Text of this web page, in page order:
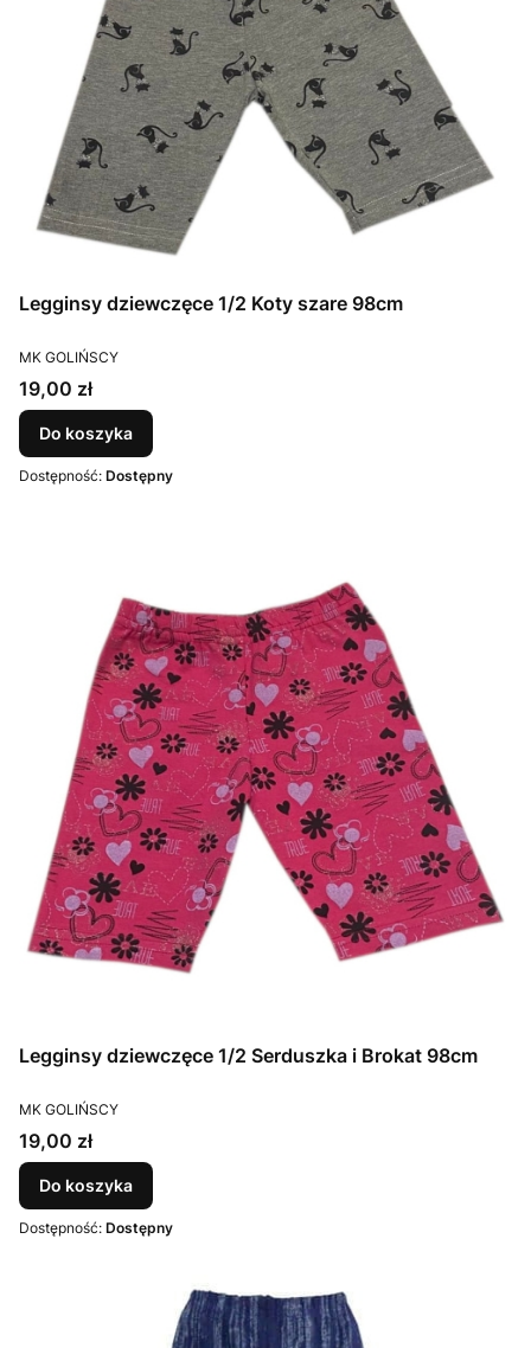
Legginsy dziewczęce 1/2 Koty szare 98cm
PRODUCENT
MK GOLIŃSCY
Cena
19,00 zł
Do koszyka
Dostępność: Dostępny
Legginsy dziewczęce 1/2 Serduszka i Brokat 98cm
PRODUCENT
MK GOLIŃSCY
Cena
19,00 zł
Do koszyka
Dostępność: Dostępny